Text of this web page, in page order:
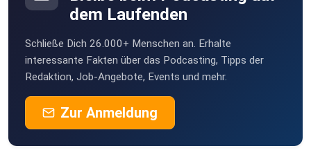
dem Laufenden
Schließe Dich 26.000+ Menschen an. Erhalte
interessante Fakten über das Podcasting, Tipps der
Redaktion, Job-Angebote, Events und mehr.
Zur Anmeldung